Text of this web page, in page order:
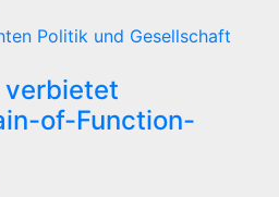
Politik und Gesellschaft
verbietet
of-Function-